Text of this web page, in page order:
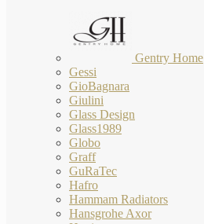
Gentry Home
Gessi
GioBagnara
Giulini
Glass Design
Glass1989
Globo
Graff
GuRaTec
Hafro
Hammam Radiators
Hansgrohe Axor